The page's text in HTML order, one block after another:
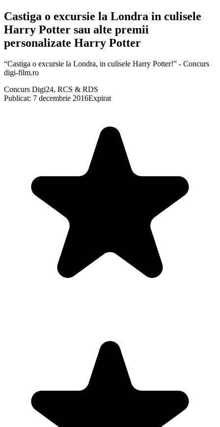
Castiga o excursie la Londra in culisele
Harry Potter sau alte premii
personalizate Harry Potter
“Castiga o excursie la Londra, in culisele Harry Potter!” - Concurs
digi-film.ro
Concurs Digi24, RCS & RDS
Publicat: 7 decembrie 2016Expirat